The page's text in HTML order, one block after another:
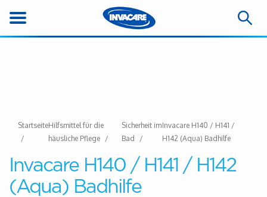
StartseiteHilfsmittel für die
häusliche Pflege
Sicherheit im
Bad
Invacare H140 / H141 /
H142 (Aqua) Badhilfe
Invacare H140 / H141 / H142
(Aqua) Badhilfe